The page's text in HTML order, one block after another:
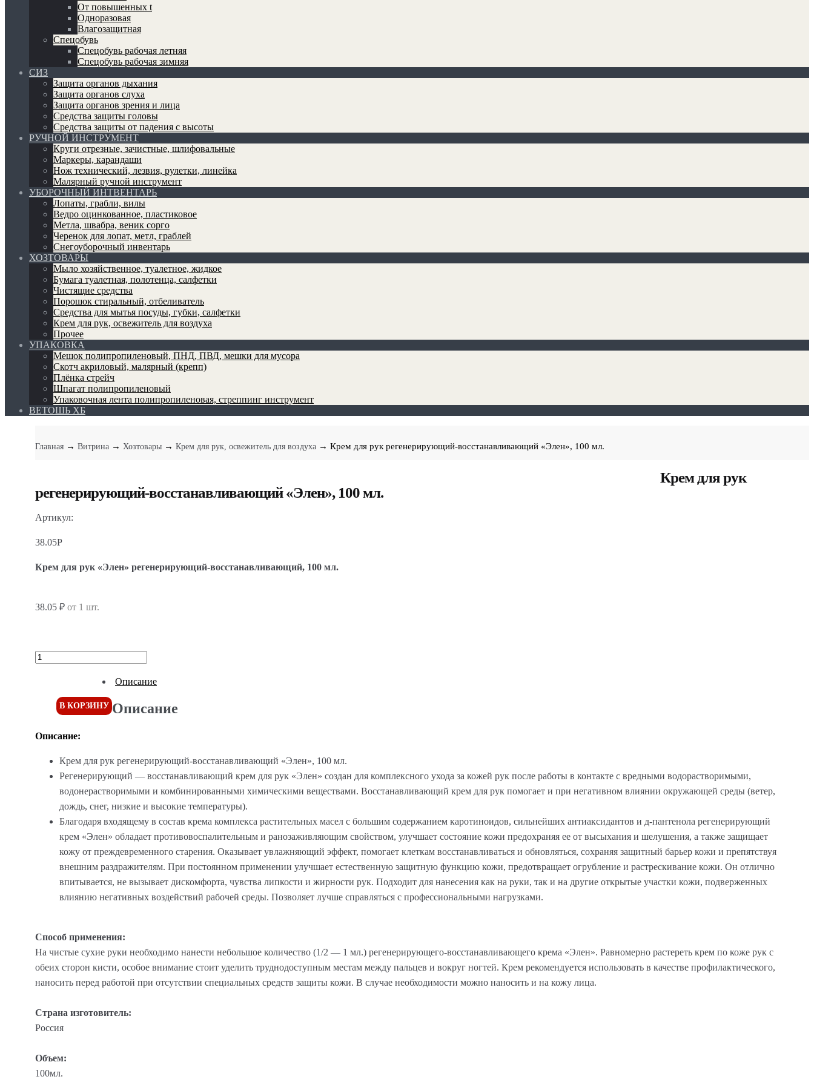
От повышенных t
Одноразовая
Влагозащитная
Спецобувь
Спецобувь рабочая летняя
Спецобувь рабочая зимняя
СИЗ
Защита органов дыхания
Защита органов слуха
Защита органов зрения и лица
Средства защиты головы
Средства защиты от падения с высоты
РУЧНОЙ ИНСТРУМЕНТ
Круги отрезные, зачистные, шлифовальные
Маркеры, карандаши
Нож технический, лезвия, рулетки, линейка
Малярный ручной инструмент
УБОРОЧНЫЙ ИНТВЕНТАРЬ
Лопаты, грабли, вилы
Ведро оцинкованное, пластиковое
Метла, швабра, веник сорго
Черенок для лопат, метл, граблей
Снегоуборочный инвентарь
ХОЗТОВАРЫ
Мыло хозяйственное, туалетное, жидкое
Бумага туалетная, полотенца, салфетки
Чистящие средства
Порошок стиральный, отбеливатель
Средства для мытья посуды, губки, салфетки
Крем для рук, освежитель для воздуха
Прочее
УПАКОВКА
Мешок полипропиленовый, ПНД, ПВД, мешки для мусора
Скотч акриловый, малярный (крепп)
Плёнка стрейч
Шпагат полипропиленовый
Упаковочная лента полипропиленовая, стреппинг инструмент
ВЕТОШЬ ХБ
Главная → Витрина → Хозтовары → Крем для рук, освежитель для воздуха → Крем для рук регенерирующий-восстанавливающий «Элен», 100 мл.
Крем для рук
регенерирующий-восстанавливающий «Элен», 100 мл.
Артикул:
38.05Р
Крем для рук «Элен» регенерирующий-восстанавливающий, 100 мл.
38.05 ₽ от 1 шт.
В КОРЗИНУ
Описание
Описание
Описание:
Крем для рук регенерирующий-восстанавливающий «Элен», 100 мл.
Регенерирующий — восстанавливающий крем для рук «Элен» создан для комплексного ухода за кожей рук после работы в контакте с вредными водорастворимыми,
водонерастворимыми и комбинированными химическими веществами. Восстанавливающий крем для рук помогает и при негативном влиянии окружающей среды (ветер,
дождь, снег, низкие и высокие температуры).
Благодаря входящему в состав крема комплекса растительных масел с большим содержанием каротиноидов, сильнейших антиаксидантов и д-пантенола регенерирующий
крем «Элен» обладает противовоспалительным и ранозаживляющим свойством, улучшает состояние кожи предохраняя ее от высыхания и шелушения, а также защищает
кожу от преждевременного старения. Оказывает увлажняющий эффект, помогает клеткам восстанавливаться и обновляться, сохраняя защитный барьер кожи и препятствуя
внешним раздражителям. При постоянном применении улучшает естественную защитную функцию кожи, предотвращает огрубление и растрескивание кожи. Он отлично
впитывается, не вызывает дискомфорта, чувства липкости и жирности рук. Подходит для нанесения как на руки, так и на другие открытые участки кожи, подверженных
влиянию негативных воздействий рабочей среды. Позволяет лучше справляться с профессиональными нагрузками.
Способ применения:
На чистые сухие руки необходимо нанести небольшое количество (1/2 — 1 мл.) регенерирующего-восстанавливающего крема «Элен». Равномерно растереть крем по коже рук с
обеих сторон кисти, особое внимание стоит уделить труднодоступным местам между пальцев и вокруг ногтей. Крем рекомендуется использовать в качестве профилактического,
наносить перед работой при отсутствии специальных средств защиты кожи. В случае необходимости можно наносить и на кожу лица.
Страна изготовитель:
Россия
Объем:
100мл.